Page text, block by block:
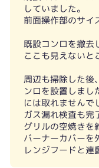
していました。
前面操作部のサイ
既設コンロを撤去
ここも見えないと
周辺も掃除した後
ンロを設置しまし
には取れませんで
ガス漏れ検査も完
グリルの空焼きを
バーナーカバーを
レンジフードと連